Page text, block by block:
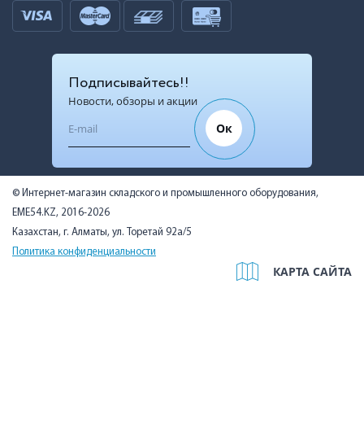
Подписывайтесь!!
Новости, обзоры и акции
Ок
© Интернет-магазин складского и промышленного оборудования,
EME54.KZ, 2016-2026
Казахстан, г. Алматы, ул. Торетай 92а/5
Политика конфиденциальности
КАРТА САЙТА